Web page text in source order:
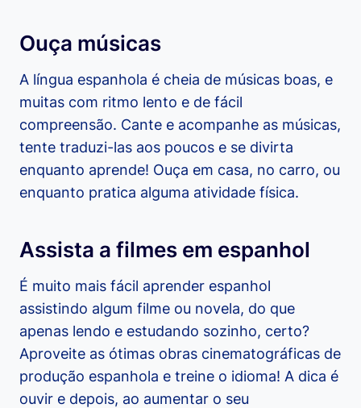
Ouça músicas
A língua espanhola é cheia de músicas boas, e
muitas com ritmo lento e de fácil
compreensão. Cante e acompanhe as músicas,
tente traduzi-las aos poucos e se divirta
enquanto aprende! Ouça em casa, no carro, ou
enquanto pratica alguma atividade física.
Assista a filmes em espanhol
É muito mais fácil aprender espanhol
assistindo algum filme ou novela, do que
apenas lendo e estudando sozinho, certo?
Aproveite as ótimas obras cinematográficas de
produção espanhola e treine o idioma! A dica é
ouvir e depois, ao aumentar o seu